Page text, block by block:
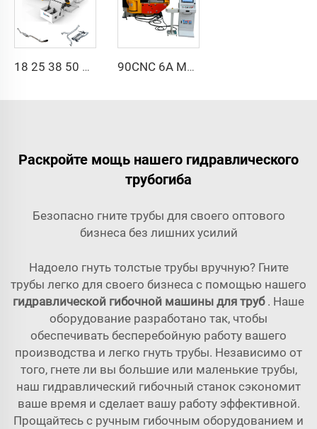
18 25 38 50 CNC 4A 2S Стальная автоматическая трубогибочная машина и машины для гибки труб цена с подачей 1 дюйм 2 дюйма 3 дюйма линия 90CNC 6A MS CNC трубогибочный станок, чугунная квадратная трубогибочная машина с двигателем для алюминия и нержавеющей латунной трубы
Раскройте мощь нашего гидравлического
трубогиба
Безопасно гните трубы для своего оптового
бизнеса без лишних усилий
Надоело гнуть толстые трубы вручную? Гните
трубы легко для своего бизнеса с помощью нашего
гидравлической гибочной машины для труб . Наше
оборудование разработано так, чтобы
обеспечивать бесперебойную работу вашего
производства и легко гнуть трубы. Независимо от
того, гнете ли вы большие или маленькие трубы,
наш гидравлический гибочный станок сэкономит
ваше время и сделает вашу работу эффективной.
Прощайтесь с ручным гибочным оборудованием и